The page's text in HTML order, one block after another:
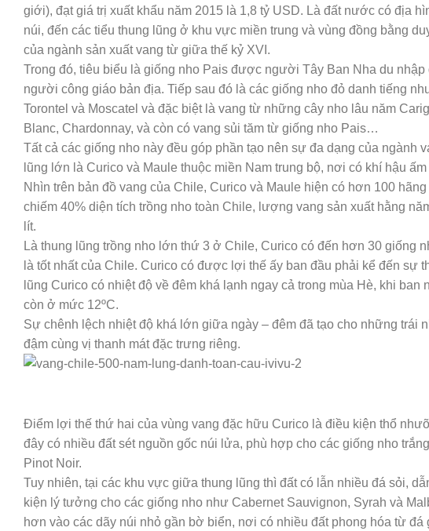
giới), đạt giá trị xuất khẩu năm 2015 là 1,8 tỷ USD. Là đất nước có địa
núi, đến các tiểu thung lũng ở khu vực miền trung và vùng đồng bằng
của ngành sản xuất vang từ giữa thế kỷ XVI.
Trong đó, tiêu biểu là giống nho Pais được người Tây Ban Nha du
người công giáo bản địa. Tiếp sau đó là các giống nho đỏ danh tiếng
Torontel và Moscatel và đặc biệt là vang từ những cây nho lâu năm
Blanc, Chardonnay, và còn có vang sủi tăm từ giống nho Pais…
Tất cả các giống nho này đều góp phần tạo nên sự đa dạng của ngành
lũng lớn là Curico và Maule thuộc miền Nam trung bộ, nơi có khí hậu
Nhìn trên bản đồ vang của Chile, Curico và Maule hiện có hơn 100
chiếm 40% diện tích trồng nho toàn Chile, lượng vang sản xuất hằng
lít.
Là thung lũng trồng nho lớn thứ 3 ở Chile, Curico có đến hơn 30 giống
là tốt nhất của Chile. Curico có được lợi thế ấy ban đầu phải kể đến sự
lũng Curico có nhiệt độ về đêm khá lạnh ngay cả trong mùa Hè, khi
còn ở mức 12ºC.
Sự chênh lệch nhiệt độ khá lớn giữa ngày – đêm đã tạo cho những
đậm cùng vị thanh mát đặc trưng riêng.
Điểm lợi thế thứ hai của vùng vang đặc hữu Curico là điều kiện thổ
đây có nhiều đất sét nguồn gốc núi lửa, phù hợp cho các giống nho
Pinot Noir.
Tuy nhiên, tại các khu vực giữa thung lũng thì đất có lẫn nhiều đá sỏi,
kiện lý tưởng cho các giống nho như Cabernet Sauvignon, Syrah và
hơn vào các dãy núi nhỏ gần bờ biển, nơi có nhiều đất phong hóa từ